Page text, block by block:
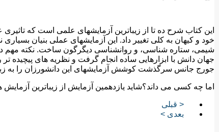
اين كتاب شرح ده تا از زيباترين آزمايشهاى علمى است كه
خود و كيهان به كلى تغيير داد. اين آزمايشهاى عملى بنيان
شيمى، ستاره شناسى، و روانشناسى ديگرگون ساخت. نكته مهم در
جهان دانش با ابزارهايى ساده انجام گرفت و نظريه هاى پيچيده تر
جورج جانس سرگذشت كوشش آزمايشهاى اين دانشورزان را به
اما چه کسی می داند؟شاید یازدهمین آزمایش از زیباترین آزمایش
< قبلی
بعدی >